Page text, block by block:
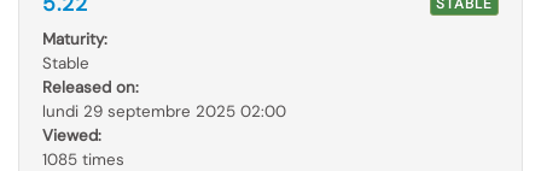
Maturity:
Stable
Released on:
lundi 29 septembre 2025 02:00
Viewed:
1085 times